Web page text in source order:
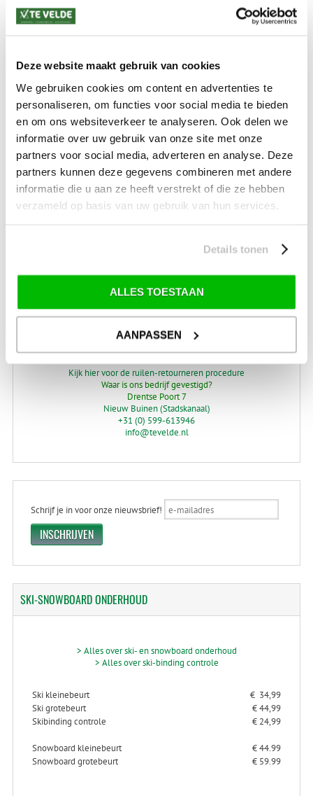
Deze website maakt gebruik van cookies
We gebruiken cookies om content en advertenties te
personaliseren, om functies voor social media te bieden
en om ons websiteverkeer te analyseren. Ook delen we
informatie over uw gebruik van onze site met onze
partners voor social media, adverteren en analyse. Deze
partners kunnen deze gegevens combineren met andere
informatie die u aan ze heeft verstrekt of die ze hebben
verzameld op basis van uw gebruik van hun services.
Details tonen
ALLES TOESTAAN
AANPASSEN
tent-reparaties
SALE
SALE Kamperen
SALE Recreatie
SALE Outdoor
SALE Wintersport
SALE Schaatsen
(bij verzending via Pakketdienst tot 10 kg)*
Levertijd: 2-4 werkdagen
*) Voor grotere pakketverzendingen en bijzondere (buitenland) bestemmingen kunnen
afwijkende tarieven en levertermijnen gelden. Deze staan vermeld bij de artikelen.
Kijk hier voor de ruilen-retourneren procedure
Waar is ons bedrijf gevestigd?
Drentse Poort 7
Nieuw Buinen (Stadskanaal)
+31 (0) 599-613946
info@tevelde.nl
Schrijf je in voor onze nieuwsbrief!
SKI-SNOWBOARDONDERHOUD
> Alles over ski- en snowboard onderhoud
> Alles over ski-binding controle
Ski kleinebeurt
€ 34,99
Ski grotebeurt
€ 44,99
Skibinding controle
€ 24,99
Snowboard kleinebeurt
€ 44.99
Snowboard grotebeurt
€ 59.99